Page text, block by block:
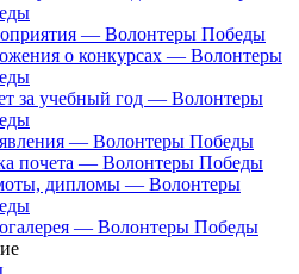
— Волонтеры Победы
о конкурсах — Волонтеры
за учебный год — Волонтеры
— Волонтеры Победы
почета — Волонтеры Победы
дипломы — Волонтеры
— Волонтеры Победы